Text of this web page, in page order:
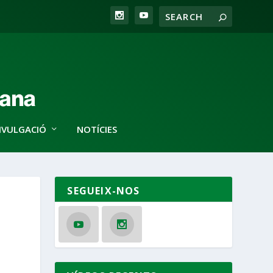
NOTÍCIES
SEGUEIX-NOS